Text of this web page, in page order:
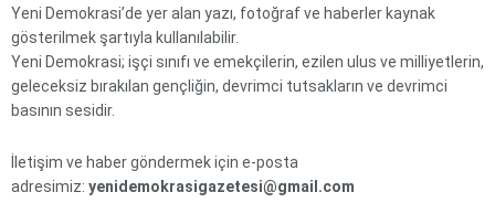
Yeni Demokrasi’de yer alan yazı, fotoğraf ve haberler kaynak
gösterilmek şartıyla kullanılabilir.
Yeni Demokrasi; işçi sınıfı ve emekçilerin, ezilen ulus ve milliyetlerin,
geleceksiz bırakılan gençliğin, devrimci tutsakların ve devrimci
basının sesidir.
İletişim ve haber göndermek için e-posta
adresimiz: yenidemokrasigazetesi@gmail.com